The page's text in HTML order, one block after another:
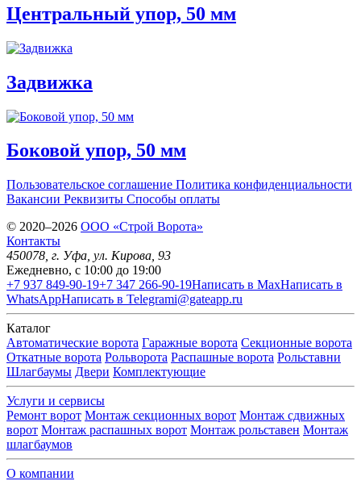
Центральный упор, 50 мм
Задвижка
Боковой упор, 50 мм
Пользовательское соглашение Политика конфиденциальности
Вакансии Реквизиты Способы оплаты
© 2020–2026 OOO «Строй Ворота»
Контакты
450078 , г. Уфа ул. Кирова, 93
Ежедневно, с 10:00 до 19:00
+7 937 849-90-19+7 347 266-90-19Написать в MaxНаписать в
WhatsAppНаписать в Telegrami@gateapp.ru
Каталог
Автоматические ворота Гаражные ворота Секционные ворота
Откатные ворота Рольворота Распашные ворота Рольставни
Шлагбаумы Двери Комплектующие
Услуги и сервисы
Ремонт ворот Монтаж секционных ворот Монтаж сдвижных
ворот Монтаж распашных ворот Монтаж рольставен Монтаж
шлагбаумов
О компании